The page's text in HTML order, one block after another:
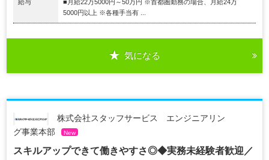
給与
■月給22万5000円～50万円 ※首都圏勤務の場合、月給24万
5000円以上 ※各種手当有 ...
気になる
株式会社スタッフサービス エンジニアリン
グ事業本部
New
スキルアップできて働きやすさ◎◆実務未経験者歓迎／